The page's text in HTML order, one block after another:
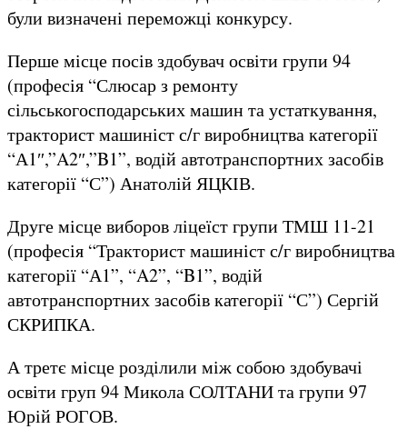
були визначені переможці конкурсу.
Перше місце посів здобувач освіти групи 94
(професія “Слюсар з ремонту
сільськогосподарських машин та устаткування,
тракторист машиніст с/г виробництва категорії
“А1″,”A2″,”B1”, водій автотранспортних засобів
категорії “С”) Анатолій ЯЦКІВ.
Друге місце виборов ліцеїст групи ТМШ 11-21
(професія “Тракторист машиніст с/г виробництва
категорії “А1”, “A2”, “B1”, водій
автотранспортних засобів категорії “С”) Сергій
СКРИПКА.
А третє місце розділили між собою здобувачі
освіти груп 94 Микола СОЛТАНИ та групи 97
Юрій РОГОВ.